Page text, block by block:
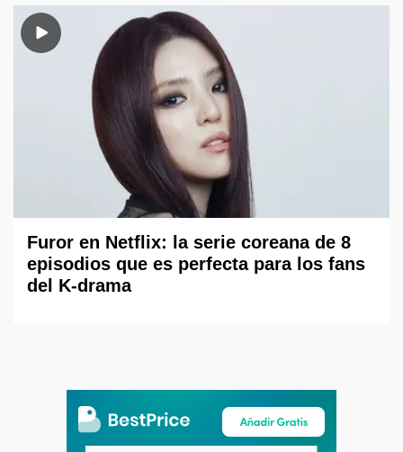
Furor en Netflix: la serie coreana de 8
episodios que es perfecta para los fans
del K-drama